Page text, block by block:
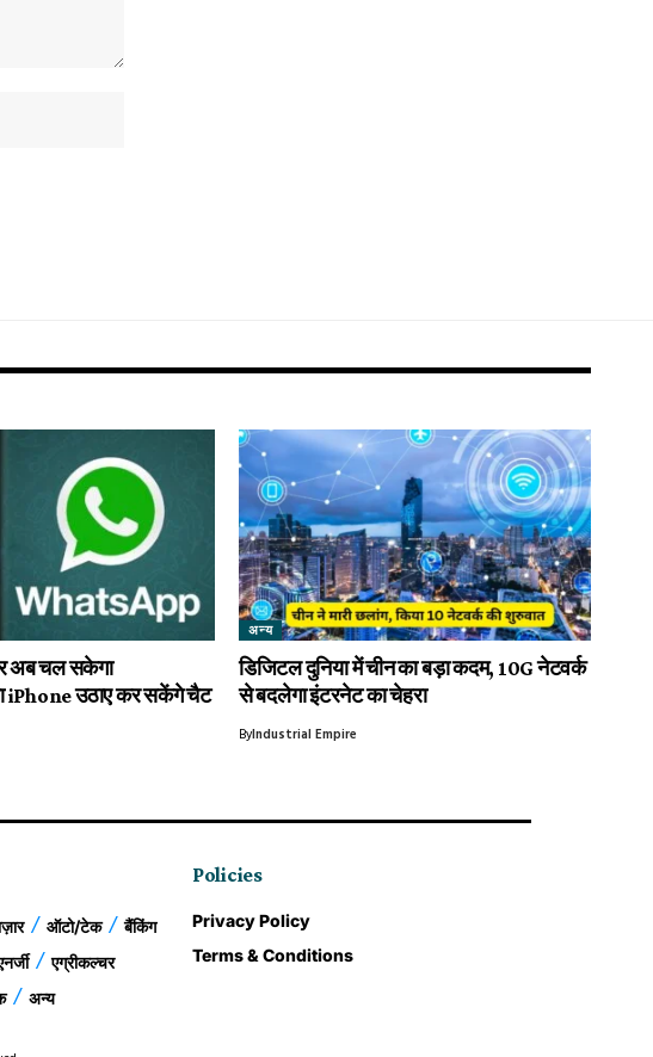
अब चल सकेगा
iPhone उठाए कर सकेंगे चैट
अन्य
डिजिटल दुनिया में चीन का बड़ा कदम, 10G नेटवर्क
से बदलेगा इंटरनेट का चेहरा
ByIndustrial Empire
ऑटो/टेक
बैंकिंग
एग्रीकल्चर
अन्य
Policies
Privacy Policy
Terms & Conditions